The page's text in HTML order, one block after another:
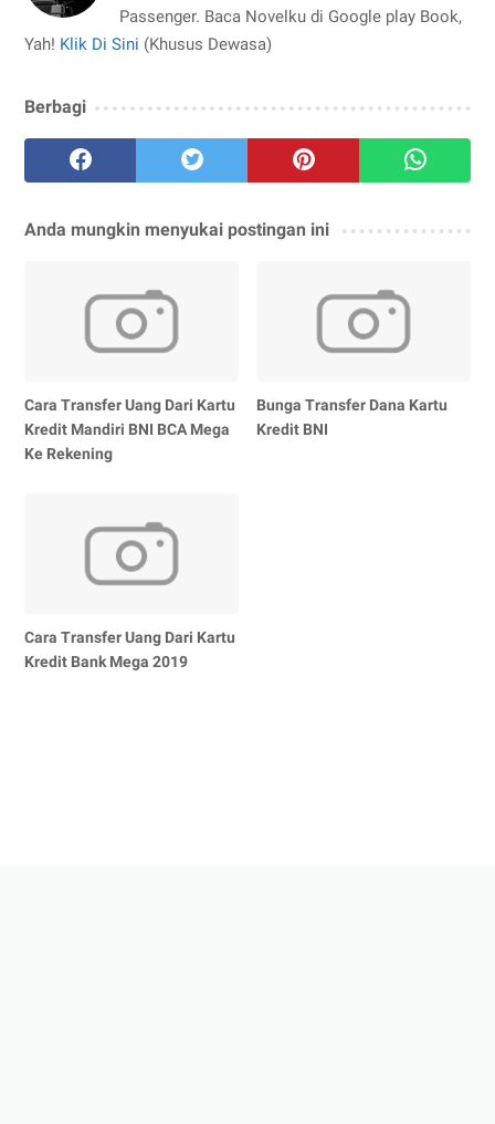
Passenger. Baca Novelku di Google play Book,
Yah! Klik Di Sini (Khusus Dewasa)
Berbagi
Anda mungkin menyukai postingan ini
Cara Transfer Uang Dari Kartu
Kredit Mandiri BNI BCA Mega
Ke Rekening
Bunga Transfer Dana Kartu
Kredit BNI
Cara Transfer Uang Dari Kartu
Kredit Bank Mega 2019